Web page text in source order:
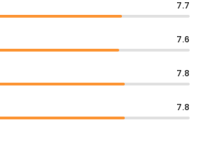
7.7
7.6
7.8
7.8